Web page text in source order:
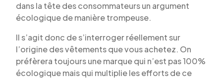
dans la tête des consommateurs un argument
écologique de manière trompeuse.
Il s’agit donc de s’interroger réellement sur
l’origine des vêtements que vous achetez. On
préfèrera toujours une marque qui n’est pas 100%
écologique mais qui multiplie les efforts de ce